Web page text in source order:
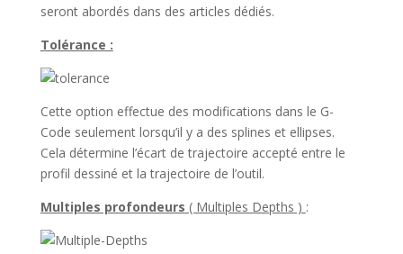
seront abordés dans des articles dédiés.
Tolérance :
Cette option effectue des modifications dans le G-
Code seulement lorsqu’il y a des splines et ellipses.
Cela détermine l’écart de trajectoire accepté entre le
profil dessiné et la trajectoire de l’outil.
Multiples profondeurs ( Multiples Depths ) :